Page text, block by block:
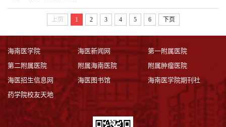
上页 1 2 3 4 5 6 下页
海南医学院 海医新闻网
第一附属医院
第二附属医院
附属海南医院
附属肿瘤医院
海医招生信息网
海医图书馆
海南医学院期刊社
药学院校友天地